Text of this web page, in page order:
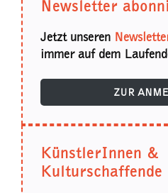
Newsletter
Jetzt unseren
immer auf dem
ZUR
KünstlerInnen &
Kulturschaffende